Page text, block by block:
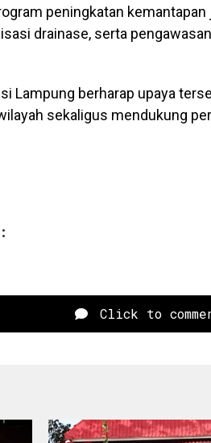
peningkatan kemantapan
drainase, serta
Lampung berharap upaya
sekaligus mendukung
Click to